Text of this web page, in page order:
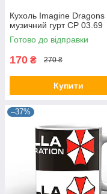
Кухоль Imagine Dragons
музичний гурт CP 03.69
Готово до відправки
170 ₴ 270 ₴
Купити
–37%